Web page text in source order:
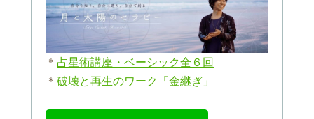
＊ 占星術講座・ベーシック全６回
＊ 破壊と再生のワーク「金継ぎ」